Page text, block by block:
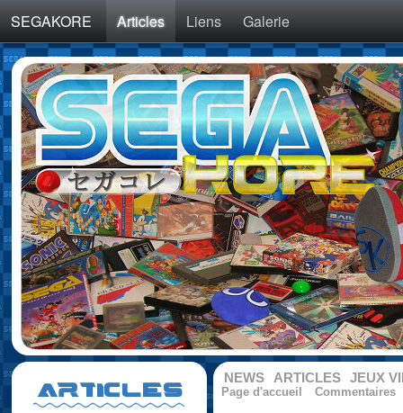
SEGAKORE Articles Liens Galerie
NEWS ARTICLES JEUX
Page d'accueil Commentaires
ARTICLES